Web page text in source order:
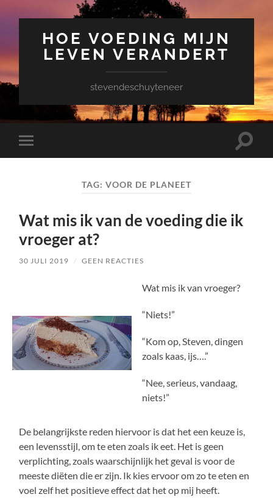
HOE VOEDING MIJN
LEVEN VERANDERT
stevendeschuyteneer
Toggle
mobiel
Toggle
TAG: VOOR DE PLANEET
Wat mis ik van de voeding die ik
vroeger at?
30 JULI 2019 / GEEN REACTIES
Wat mis ik van vroeger?
“Niets!”
“Kom op, Steven, dingen
zoals kaas, ijs….”
“Nee, serieus, vandaag,
niets!”
De belangrijkste reden hiervoor is dat het een keuze is,
een levensstijl, om te eten zoals ik eet. Het is geen
verplichting, zoals waarschijnlijk het geval is voor de
meeste diëten die er zijn. Ik kies ervoor om zo te eten en
voel zelf het positieve effect dat het op mij heeft.